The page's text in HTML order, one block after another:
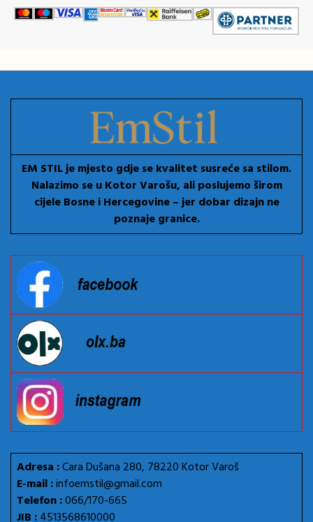
EM STIL je mjesto gdje se kvalitet susreće sa stilom.
Nalazimo se u Kotor Varošu, ali poslujemo širom
cijele Bosne i Hercegovine – jer dobar dizajn ne
poznaje granice.
Adresa :Cara Dušana 280, 78220 Kotor Varoš
E-mail :infoemstil@gmail.com
Telefon :066/170-665
JIB :4513568610000